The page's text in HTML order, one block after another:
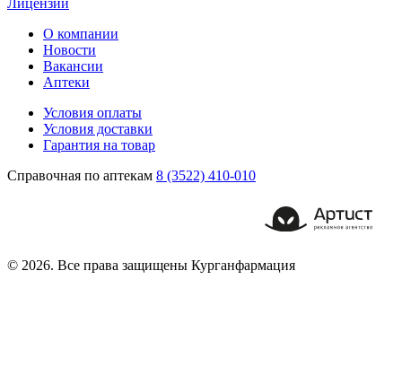
О компании
Новости
Вакансии
Аптеки
Условия оплаты
Условия доставки
Гарантия на товар
Справочная по аптекам 8 (3522) 410-010
© 2026. Все права защищены Курганфармация